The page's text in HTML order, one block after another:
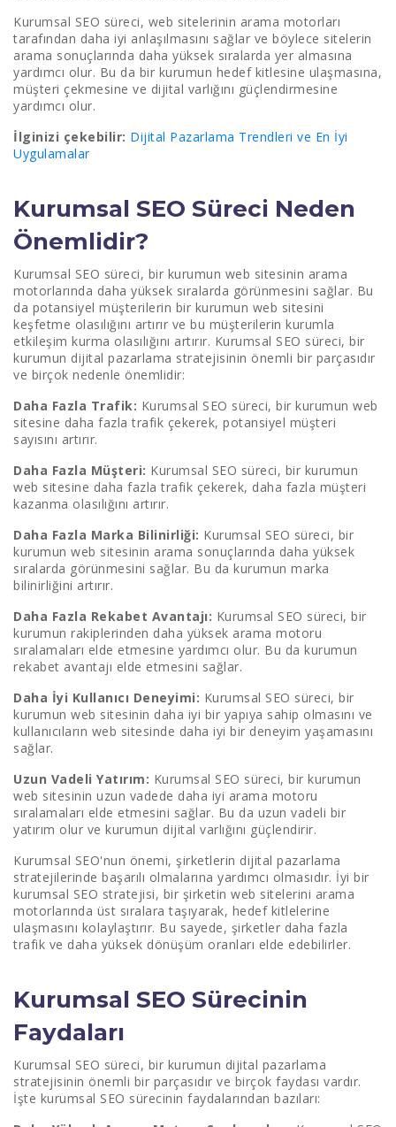
Kurumsal SEO süreci, web sitelerinin arama motorları
tarafından daha iyi anlaşılmasını sağlar ve böylece sitelerin
arama sonuçlarında daha yüksek sıralarda yer almasına
yardımcı olur. Bu da bir kurumun hedef kitlesine ulaşmasına,
müşteri çekmesine ve dijital varlığını güçlendirmesine
yardımcı olur.
İlginizi çekebilir: Dijital Pazarlama Trendleri ve En İyi
Uygulamalar
Kurumsal SEO Süreci Neden
Önemlidir?
Kurumsal SEO süreci, bir kurumun web sitesinin arama
motorlarında daha yüksek sıralarda görünmesini sağlar. Bu
da potansiyel müşterilerin bir kurumun web sitesini
keşfetme olasılığını artırır ve bu müşterilerin kurumla
etkileşim kurma olasılığını artırır. Kurumsal SEO süreci, bir
kurumun dijital pazarlama stratejisinin önemli bir parçasıdır
ve birçok nedenle önemlidir:
Daha Fazla Trafik: Kurumsal SEO süreci, bir kurumun web
sitesine daha fazla trafik çekerek, potansiyel müşteri
sayısını artırır.
Daha Fazla Müşteri: Kurumsal SEO süreci, bir kurumun
web sitesine daha fazla trafik çekerek, daha fazla müşteri
kazanma olasılığını artırır.
Daha Fazla Marka Bilinirliği: Kurumsal SEO süreci, bir
kurumun web sitesinin arama sonuçlarında daha yüksek
sıralarda görünmesini sağlar. Bu da kurumun marka
bilinirliğini artırır.
Daha Fazla Rekabet Avantajı: Kurumsal SEO süreci, bir
kurumun rakiplerinden daha yüksek arama motoru
sıralamaları elde etmesine yardımcı olur. Bu da kurumun
rekabet avantajı elde etmesini sağlar.
Daha İyi Kullanıcı Deneyimi: Kurumsal SEO süreci, bir
kurumun web sitesinin daha iyi bir yapıya sahip olmasını ve
kullanıcıların web sitesinde daha iyi bir deneyim yaşamasını
sağlar.
Uzun Vadeli Yatırım: Kurumsal SEO süreci, bir kurumun
web sitesinin uzun vadede daha iyi arama motoru
sıralamaları elde etmesini sağlar. Bu da uzun vadeli bir
yatırım olur ve kurumun dijital varlığını güçlendirir.
Kurumsal SEO'nun önemi, şirketlerin dijital pazarlama
stratejilerinde başarılı olmalarına yardımcı olmasıdır. İyi bir
kurumsal SEO stratejisi, bir şirketin web sitelerini arama
motorlarında üst sıralara taşıyarak, hedef kitlelerine
ulaşmasını kolaylaştırır. Bu sayede, şirketler daha fazla
trafik ve daha yüksek dönüşüm oranları elde edebilirler.
Kurumsal SEO Sürecinin
Faydaları
Kurumsal SEO süreci, bir kurumun dijital pazarlama
stratejisinin önemli bir parçasıdır ve birçok faydası vardır.
İşte kurumsal SEO sürecinin faydalarından bazıları: